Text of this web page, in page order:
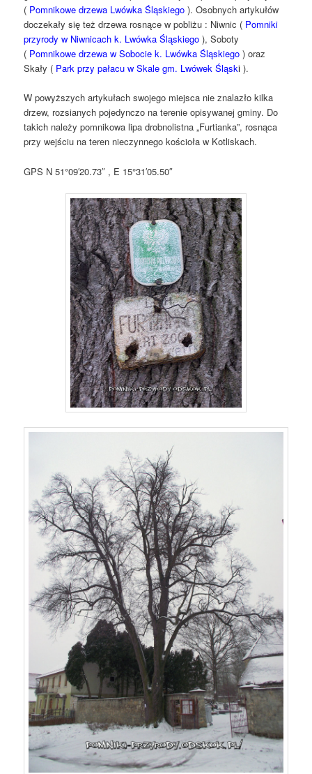
( Pomnikowe drzewa Lwówka Śląskiego ). Osobnych artykułów
doczekały się też drzewa rosnące w pobliżu : Niwnic ( Pomniki
przyrody w Niwnicach k. Lwówka Śląskiego ), Soboty
( Pomnikowe drzewa w Sobocie k. Lwówka Śląskiego ) oraz
Skały ( Park przy pałacu w Skale gm. Lwówek Śląski ).
W powyższych artykułach swojego miejsca nie znalazło kilka
drzew, rozsianych pojedynczo na terenie opisywanej gminy. Do
takich należy pomnikowa lipa drobnolistna „Furtianka”, rosnąca
przy wejściu na teren nieczynnego kościoła w Kotliskach.
GPS N 51°09′20.73″ , E 15°31′05.50″